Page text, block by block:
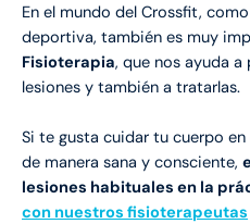
En el mundo del Crossfit,
deportiva, también es muy
Fisioterapia, que nos ayuda
lesiones y también a tratarlas.
Si te gusta cuidar tu cuerpo
de manera sana y consciente,
lesiones habituales en la
con nuestros fisioterapeutas